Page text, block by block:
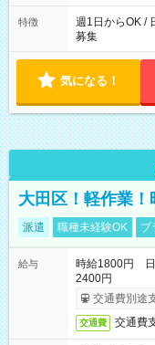
特徴
週1日からOK /
募集
気になる！
大田区！軽作業！
派遣 職種未経験OK ブ
給与
時給1800円 日
2400円
交通費別途
交通費 交通費